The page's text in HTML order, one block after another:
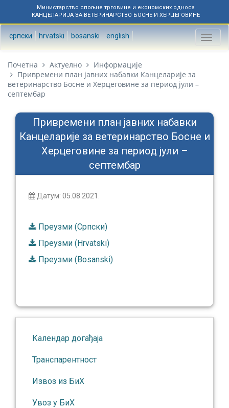
Министарство спољне трговине и економских односа
КАНЦЕЛАРИЈА ЗА ВЕТЕРИНАРСТВО БОСНЕ И ХЕРЦЕГОВИНЕ
српски hrvatski bosanski english
Toggle
Почетна Актуелно
Информације
Привремени план јавних набавки Канцеларије за
ветеринарство Босне и Херцеговине за период јули –
септембар
Привремени план јавних набавки
Канцеларије за ветеринарство Босне и
Херцеговине за период јули –
септембар
Датум: 05.08.2021.
Преузми (Српски)
Преузми (Hrvatski)
Преузми (Bosanski)
Календар догађаја
Транспарентност
Извоз из БиХ
Увоз у БиХ